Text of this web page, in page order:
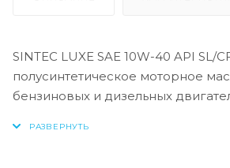
SINTEC LUXE SAE 10W-40 API SL/
полусинтетическое моторное
бензиновых и дизельных